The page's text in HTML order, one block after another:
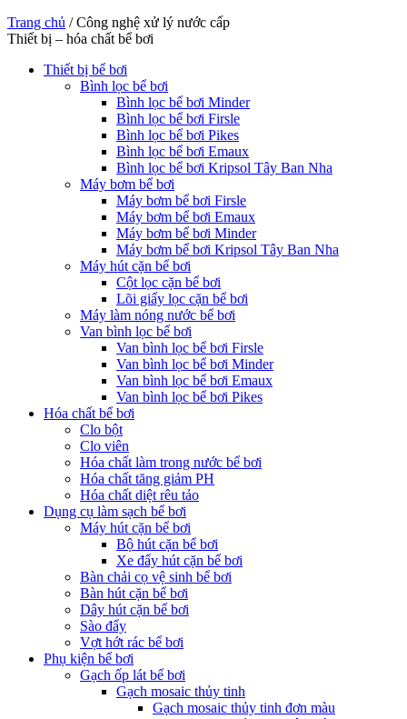
Trang chủ /Công nghệ xử lý nước cấp
Thiết bị – hóa chất bể bơi
Thiết bị bể bơi
Bình lọc bể bơi
Bình lọc bể bơi Minder
Bình lọc bể bơi Firsle
Bình lọc bể bơi Pikes
Bình lọc bể bơi Emaux
Bình lọc bể bơi Kripsol Tây Ban Nha
Máy bơm bể bơi
Máy bơm bể bơi Firsle
Máy bơm bể bơi Emaux
Máy bơm bể bơi Minder
Máy bơm bể bơi Kripsol Tây Ban Nha
Máy hút cặn bể bơi
Cột lọc cặn bể bơi
Lõi giấy lọc cặn bể bơi
Máy làm nóng nước bể bơi
Van bình lọc bể bơi
Van bình lọc bể bơi Firsle
Van bình lọc bể bơi Minder
Van bình lọc bể bơi Emaux
Van bình lọc bể bơi Pikes
Hóa chất bể bơi
Clo bột
Clo viên
Hóa chất làm trong nước bể bơi
Hóa chất tăng giảm PH
Hóa chất diệt rêu tảo
Dụng cụ làm sạch bể bơi
Máy hút cặn bể bơi
Bộ hút cặn bể bơi
Xe đẩy hút cặn bể bơi
Bàn chải cọ vệ sinh bể bơi
Bàn hút cặn bể bơi
Dây hút cặn bể bơi
Sào đẩy
Vợt hớt rác bể bơi
Phụ kiện bể bơi
Gạch ốp lát bể bơi
Gạch mosaic thủy tinh
Gạch mosaic thủy tinh đơn màu